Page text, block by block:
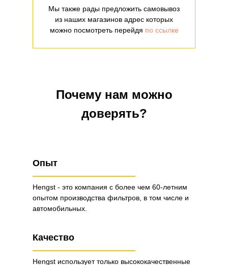
Мы также рады предложить самовывоз
из наших магазинов адрес которых
можно посмотреть перейдя по ссылке
Почему нам можно
доверять?
Опыт
Hengst - это компания с более чем 60-летним
опытом производства фильтров, в том числе и
автомобильных.
Качество
Hengst использует только высококачественные